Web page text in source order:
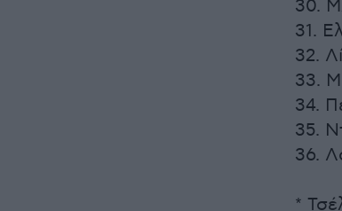
30.
31.
32.
33.
34.
35.
36.
*